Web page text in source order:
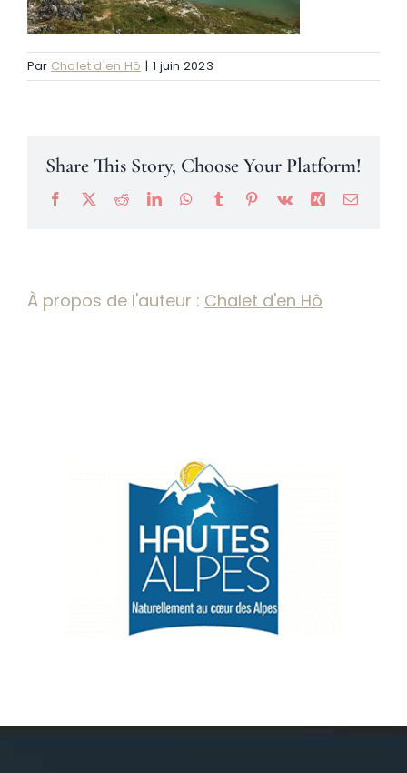
Névache
Par Chalet d'en Hô | 1 juin 2023
Share This Story, Choose Your Platform!
Facebook
X RedditLinkedInWhatsApp
TumblrPinterest
Vk Xing Email
À propos de l'auteur : Chalet d'en Hô